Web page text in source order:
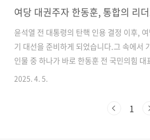
윤석열 전 대통령의 탄핵 인용 결정 이후,
기 대선을 준비하게 되었습니다.그 속에서
인물 중 하나가 바로 한동훈 전 국민의힘 대
정치적 결단을 내렸던 그는, 이번엔 보수 통
다. 한동훈 전 국민의힘 대표 프로필 및 정
2025. 4. 5.
1